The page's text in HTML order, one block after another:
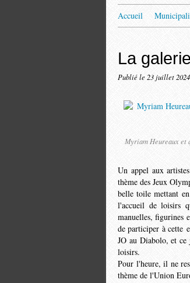
Accueil
La
Publié le 23 juillet 2024
Myriam Heureaux et
Un appel aux
thème des Jeux
belle toile mettant
l'accueil de loisirs
manuelles, figurines
de participer à cette
JO au Diabolo, et
loisirs.
Pour l'heure, il ne
thème de l'Union